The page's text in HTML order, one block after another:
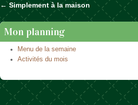
Naviguer dans les
←Simplement à la maison
Mon planning
Menu de la semaine
Activités du mois